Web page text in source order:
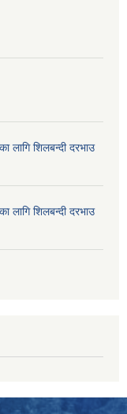
लागि शिलबन्दी दरभाउ
लागि शिलबन्दी दरभाउ